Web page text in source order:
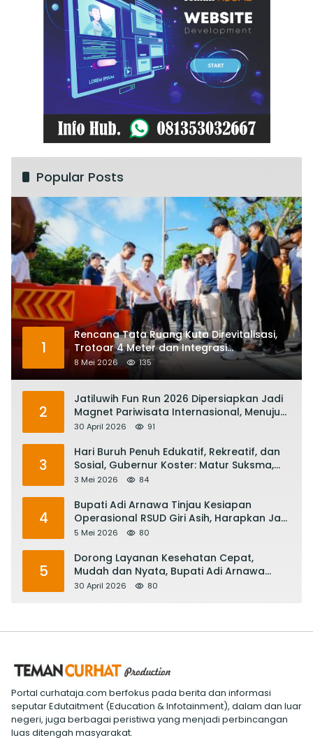
Popular Posts
1
Rencana Tata Ruang Kuta Direvitalisasi,
Trotoar 4 Meter dan Integrasi
Transportasi Listrik
8 Mei 2026 135
2
Jatiluwih Fun Run 2026 Dipersiapkan Jadi
Magnet Pariwisata Internasional, Menuju
Satu Abad Pariwisata Bali
30 April 2026 91
3
Hari Buruh Penuh Edukatif, Rekreatif, dan
Sosial, Gubernur Koster: Matur Suksma,
Keringat Pekerja Mesin Ekonomi Bali
3 Mei 2026 84
4
Bupati Adi Arnawa Tinjau Kesiapan
Operasional RSUD Giri Asih, Harapkan Jadi
RS Rujukan Terbaik
5 Mei 2026 80
5
Dorong Layanan Kesehatan Cepat,
Mudah dan Nyata, Bupati Adi Arnawa
Evaluasi ‘Mantap Nak Badung’
30 April 2026 80
Portal curhataja.com berfokus pada berita dan informasi
seputar Edutaitment (Education & Infotainment), dalam dan luar
negeri, juga berbagai peristiwa yang menjadi perbincangan
luas ditengah masyarakat.